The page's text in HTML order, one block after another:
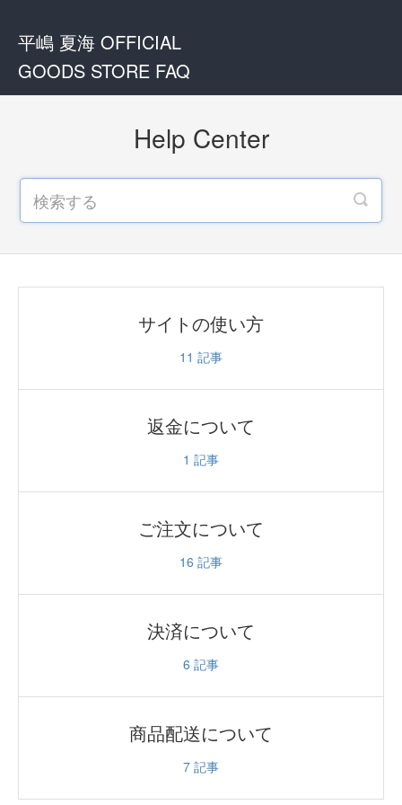
平嶋 夏海 OFFICIAL
GOODS STORE FAQ
Help Center
サイトの使い方
11 記事
返金について
1 記事
ご注文について
16 記事
決済について
6 記事
商品配送について
7 記事